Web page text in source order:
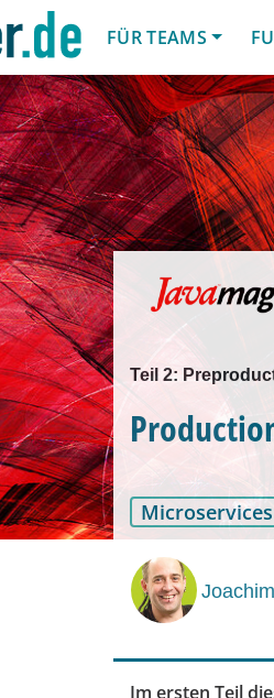
FÜR TEAMS
Teil 2:
Microservices
Im ersten Teil